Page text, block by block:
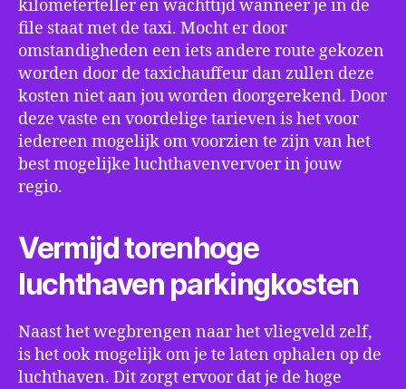
kilometerteller en wachttijd wanneer je in de
file staat met de taxi. Mocht er door
omstandigheden een iets andere route gekozen
worden door de taxichauffeur dan zullen deze
kosten niet aan jou worden doorgerekend. Door
deze vaste en voordelige tarieven is het voor
iedereen mogelijk om voorzien te zijn van het
best mogelijke luchthavenvervoer in jouw
regio.
Vermijd torenhoge
luchthaven parkingkosten
Naast het wegbrengen naar het vliegveld zelf,
is het ook mogelijk om je te laten ophalen op de
luchthaven. Dit zorgt ervoor dat je de hoge